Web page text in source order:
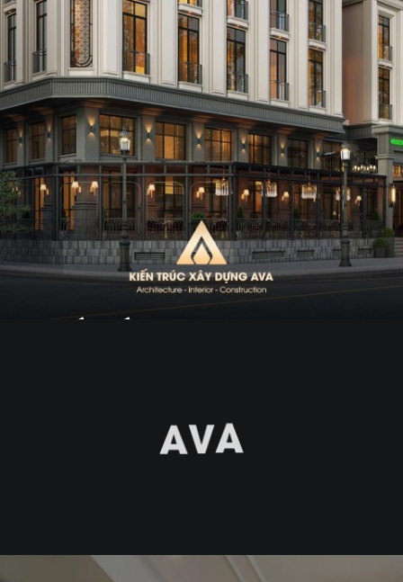
Thiết Kế Tòa Nhà Văn Phòng
AVA